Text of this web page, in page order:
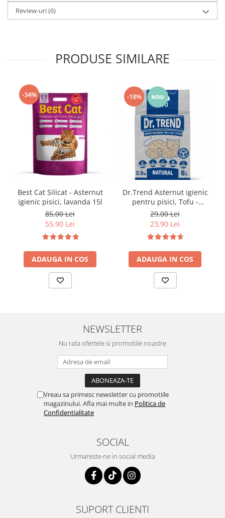
Review-uri(6)
PRODUSE SIMILARE
-34%
Best Cat Silicat - Asternut
igienic pisici, lavanda 15l
85,00 Lei
55,90 Lei
ADAUGA IN COS
-18%
Dr.Trend Asternut igienic
pentru pisici, Tofu -
Natural, 6L/2.5kg
29,00 Lei
23,90 Lei
ADAUGA IN COS
NEWSLETTER
Nu rata ofertele si promotiile noastre
Vreau sa primesc newsletter cu promotiile
magazinului. Afla mai multe in Politica de
Confidentialitate
SOCIAL
Urmareste-ne in social media
SUPORT CLIENTI